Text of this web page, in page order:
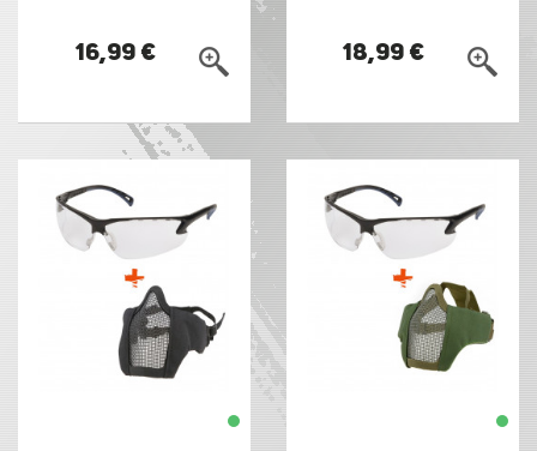
16,99 € 18,99 €